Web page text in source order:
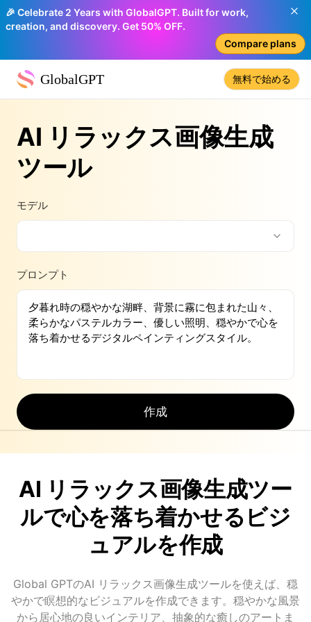
🎉 Celebrate 2 Years with GlobalGPT. Built for work,
creation, and discovery. Get 50% OFF.
Compare plans
GlobalGPT 無料で始める
AI リラックス画像生成
ツール
モデル
プロンプト
作成
AI リラックス画像生成ツー
ルで心を落ち着かせるビジ
ュアルを作成
Global GPTのAI リラックス画像生成ツールを使えば、穏
やかで瞑想的なビジュアルを作成できます。穏やかな風景
から居心地の良いインテリア、抽象的な癒しのアートま